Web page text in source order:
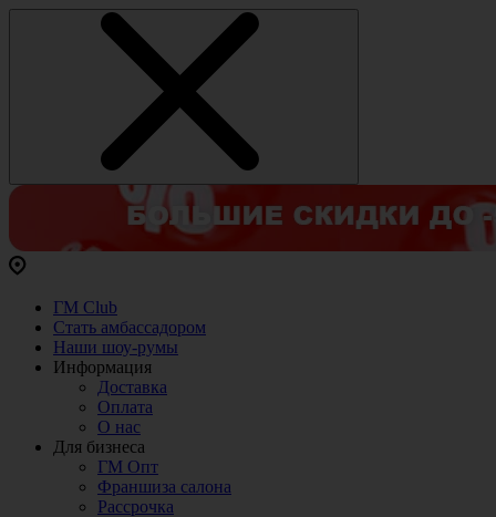
ГМ Club
Стать амбассадором
Наши шоу-румы
Информация
Доставка
Оплата
О нас
Для бизнеса
ГМ Опт
Франшиза салона
Рассрочка